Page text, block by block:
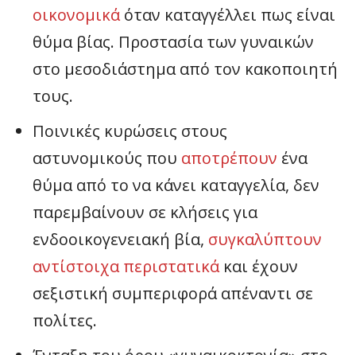
οικονομικάόταν καταγγέλλει πως είναι
θύμα βίας. Προστασία των γυναικών
στο μεσοδιάστημα από τον κακοποιητή
τους.
Ποινικές κυρώσεις στους
αστυνομικούς που αποτρέπουν ένα
θύμα από το να κάνει καταγγελία, δεν
παρεμβαίνουν σε κλήσεις για
ενδοοικογενειακή βία, συγκαλύπτουν
αντίστοιχα περιστατικάκαι έχουν
σεξιστική συμπεριφορά απέναντι σε
πολίτες.